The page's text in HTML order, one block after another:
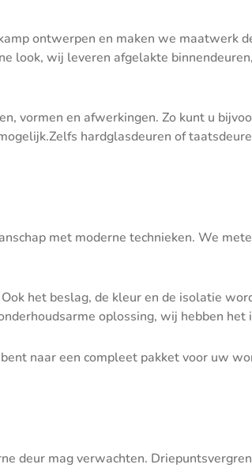
ontwerpen en maken we maatwerk
look, wij leveren afgelakte
vormen en afwerkingen. Zo kunt u
hardglasdeuren of
met moderne technieken. We
het beslag, de kleur en de isolatie
oplossing, wij hebben het
naar een compleet pakket voor uw
deur mag verwachten.